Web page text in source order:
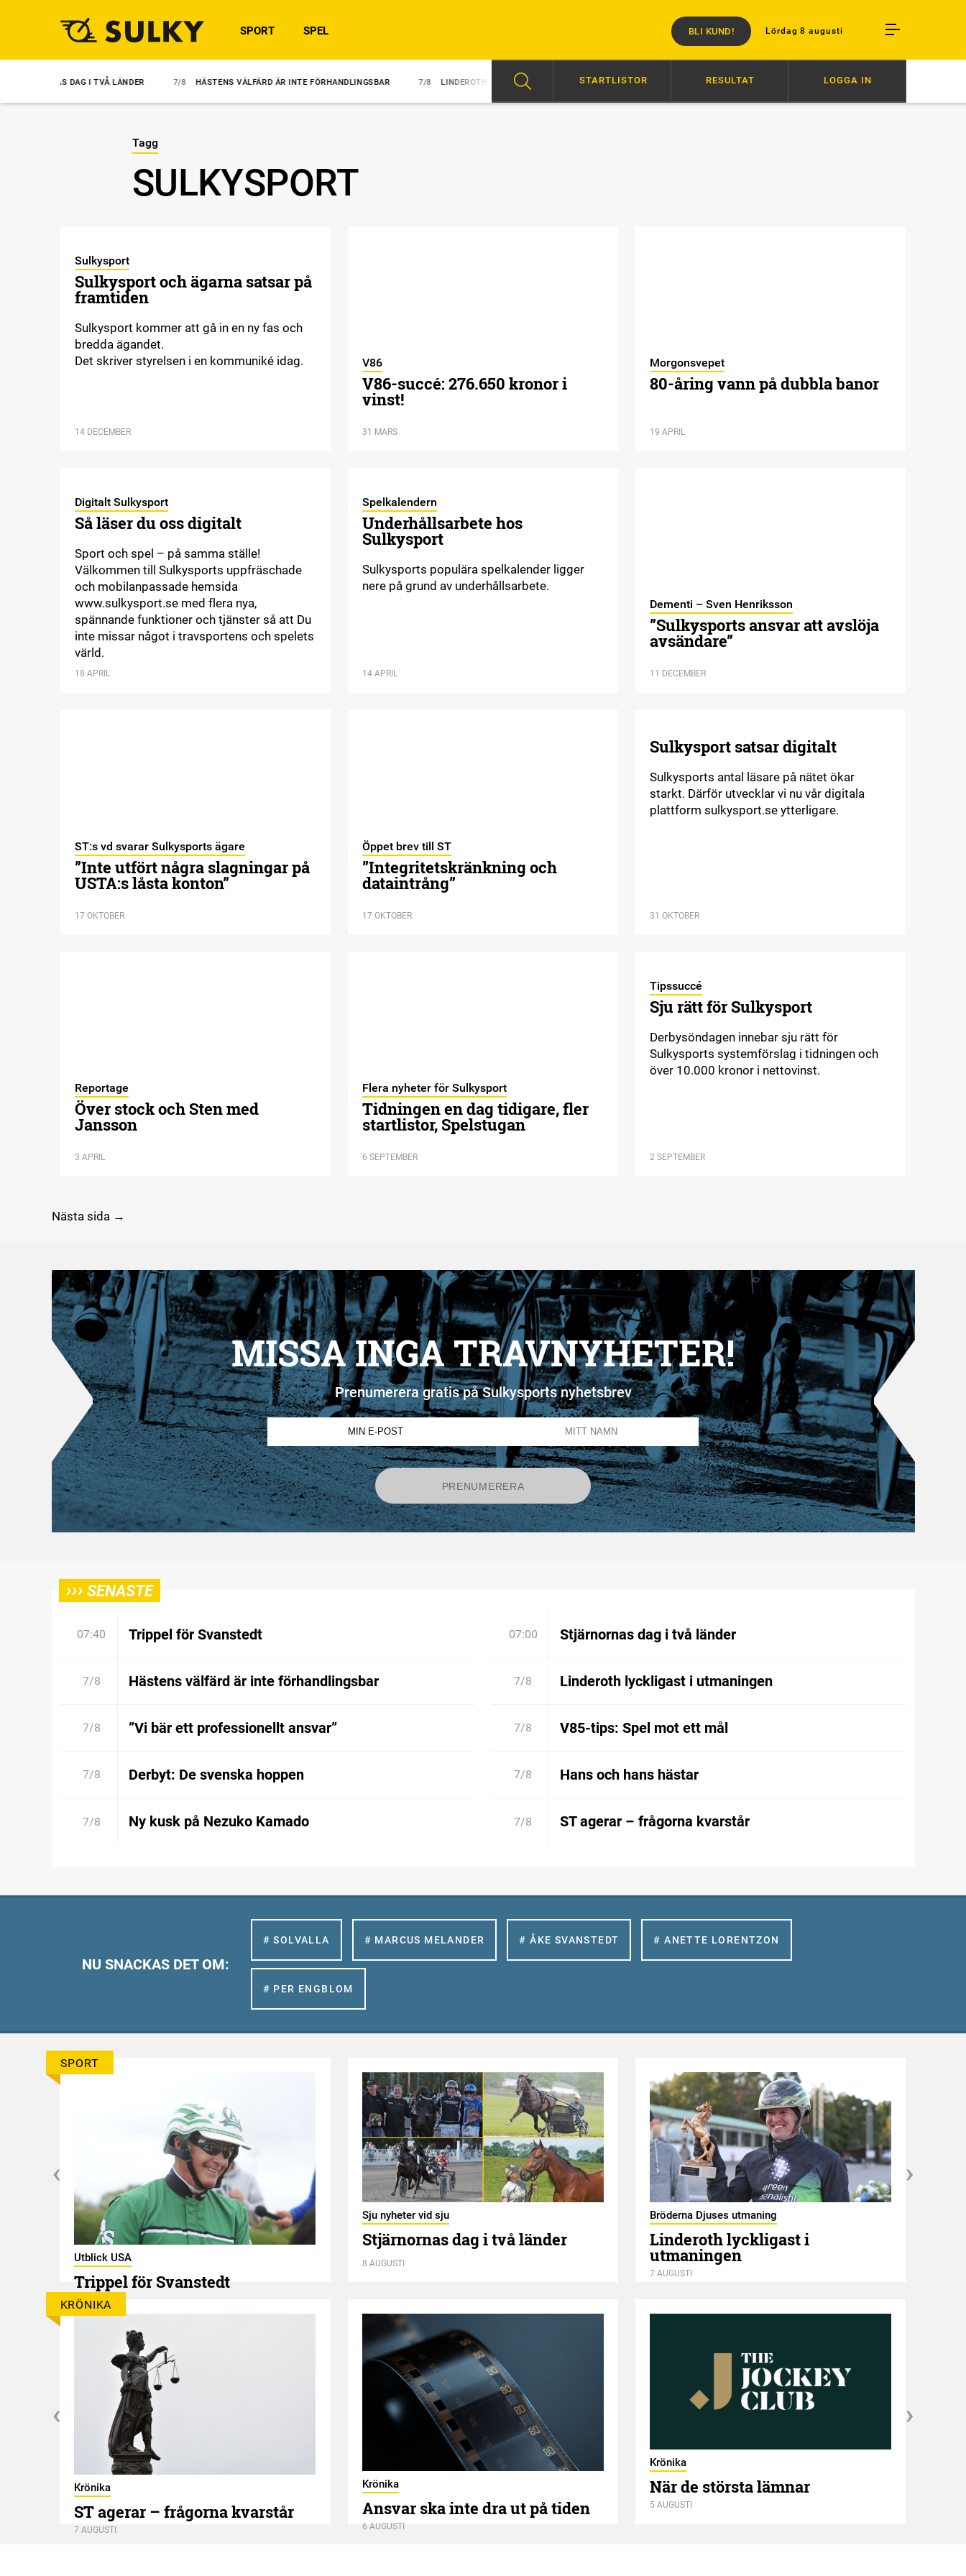
Lördag 8 augusti
SPORT SPEL BLI KUND!
DAG I TVÅ LÄNDER 7/8 HÄSTENS VÄLFÄRD ÄR INTE FÖRHANDLINGSBAR 7/8 LINDEROTH LYCKLIGAST I UTMANINGEN 7/8 ”VI BÄR ETT PROFESSIONELLT ANSVAR” TRIPPEL FÖR SVANSTEDT
STARTLISTOR RESULTAT LOGGA IN
Tagg
SULKYSPORT
Sulkysport
Sulkysport och ägarna satsar på
framtiden
Sulkysport kommer att gå in en ny fas och
bredda ägandet.
Det skriver styrelsen i en kommuniké idag.
14 DECEMBER
V86
V86-succé: 276.650 kronor i
vinst!
31 MARS
Morgonsvepet
80-åring vann på dubbla banor
19 APRIL
Digitalt Sulkysport
Så läser du oss digitalt
Sport och spel – på samma ställe!
Välkommen till Sulkysports uppfräschade
och mobilanpassade hemsida
www.sulkysport.se med flera nya,
spännande funktioner och tjänster så att Du
inte missar något i travsportens och spelets
värld.
18 APRIL
Spelkalendern
Underhållsarbete hos
Sulkysport
Sulkysports populära spelkalender ligger
nere på grund av underhållsarbete.
14 APRIL
Dementi – Sven Henriksson
”Sulkysports ansvar att avslöja
avsändare”
11 DECEMBER
ST:s vd svarar Sulkysports ägare
”Inte utfört några slagningar på
USTA:s låsta konton”
17 OKTOBER
Öppet brev till ST
”Integritetskränkning och
dataintrång”
17 OKTOBER
Sulkysport satsar digitalt
Sulkysports antal läsare på nätet ökar
starkt. Därför utvecklar vi nu vår digitala
plattform sulkysport.se ytterligare.
31 OKTOBER
Reportage
Över stock och Sten med
Jansson
3 APRIL
Flera nyheter för Sulkysport
Tidningen en dag tidigare, fler
startlistor, Spelstugan
6 SEPTEMBER
Tipssuccé
Sju rätt för Sulkysport
Derbysöndagen innebar sju rätt för
Sulkysports systemförslag i tidningen och
över 10.000 kronor i nettovinst.
2 SEPTEMBER
Nästa sida →
MISSA INGA TRAVNYHETER!
Prenumerera gratis på Sulkysports nyhetsbrev
››› SENASTE
07:40 Trippel för Svanstedt 07:00 Stjärnornas dag i två länder
7/8 Hästens välfärd är inte förhandlingsbar 7/8 Linderoth lyckligast i utmaningen
7/8 ”Vi bär ett professionellt ansvar” 7/8 V85-tips: Spel mot ett mål
7/8 Derbyt: De svenska hoppen 7/8 Hans och hans hästar
7/8 Ny kusk på Nezuko Kamado 7/8 ST agerar – frågorna kvarstår
NU SNACKAS DET OM:
# SOLVALLA # MARCUS MELANDER # ÅKE SVANSTEDT # ANETTE LORENTZON
# PER ENGBLOM
SPORT
Utblick USA
Trippel för Svanstedt
8 AUGUSTI
Sju nyheter vid sju
Stjärnornas dag i två länder
8 AUGUSTI
Bröderna Djuses utmaning
Linderoth lyckligast i
utmaningen
7 AUGUSTI
KRÖNIKA
Krönika
ST agerar – frågorna kvarstår
7 AUGUSTI
Krönika
Ansvar ska inte dra ut på tiden
6 AUGUSTI
Krönika
När de största lämnar
5 AUGUSTI